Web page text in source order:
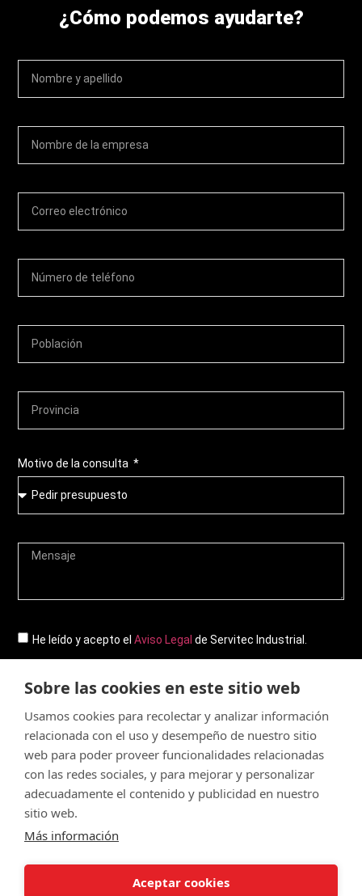
¿Cómo podemos ayudarte?
Motivo de la consulta
He leído y acepto elAviso Legal de Servitec Industrial.
Enviar
© Servitec S.A.
Todos los derechos reservados
Made byCRONUTS.DIGITAL
Política de cookiesPolítica de calidad
Sobre las cookies en este sitio web
Usamos cookies para recolectar y analizar información
relacionada con el uso y desempeño de nuestro sitio
web para poder proveer funcionalidades relacionadas
con las redes sociales, y para mejorar y personalizar
adecuadamente el contenido y publicidad en nuestro
sitio web.
Más información
Aceptar cookies